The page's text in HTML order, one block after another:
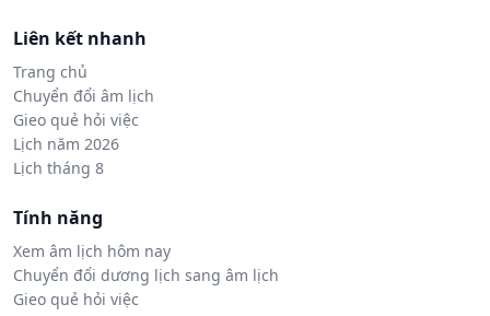
Liên kết nhanh
Trang chủ
Chuyển đổi âm lịch
Gieo quẻ hỏi việc
Lịch năm 2026
Lịch tháng 8
Tính năng
Xem âm lịch hôm nay
Chuyển đổi dương lịch sang âm lịch
Gieo quẻ hỏi việc